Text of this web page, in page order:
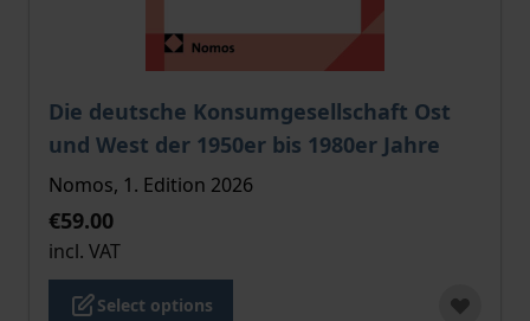
Die deutsche Konsumgesellschaft Ost
und West der 1950er bis 1980er Jahre
The price depends on the options chosen on the
Nomos, 1. Edition 2026
€59.00
incl. VAT
Select options